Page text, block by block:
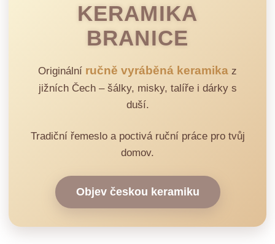
KERAMIKA
BRANICE
Originální ručně vyráběná keramika z
jižních Čech – šálky, misky, talíře i dárky s
duší.
Tradiční řemeslo a poctivá ruční práce pro tvůj
domov.
Objev českou keramiku